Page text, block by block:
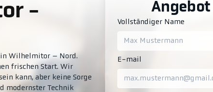
in Wilhelmitor – Nord.
frischen Start. Wir
kann, aber keine Sorge
modernster Technik
Angebot
Vollständiger Name
E-mail